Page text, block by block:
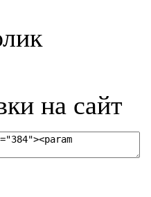
на сайт